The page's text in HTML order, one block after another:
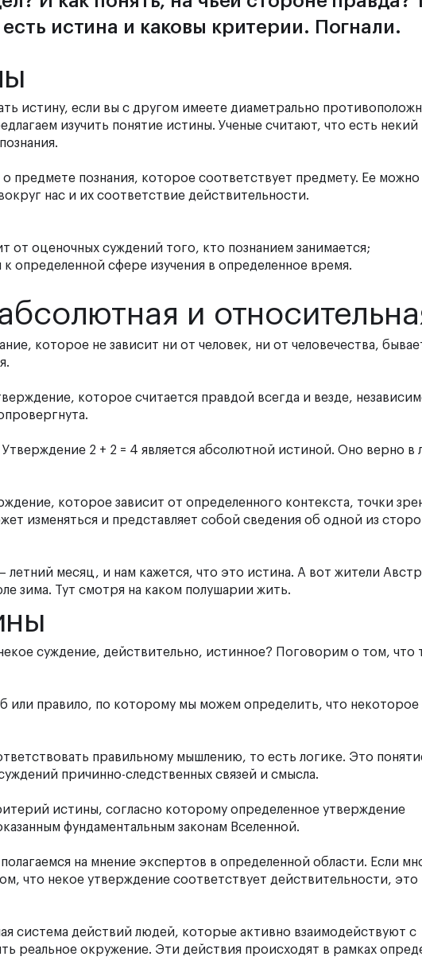
истина и каковы критерии. Погнали.
истину, если вы с другом имеете диаметрально
изучить понятие истины. Ученые считают, что есть
предмете познания, которое соответствует предмету. Ее можно
нас и их соответствие действительности.
от оценочных суждений того, кто познанием занимается;
определенной сфере изучения в определенное время.
и
которое не зависит ни от человек, ни от человечества,
которое считается правдой всегда и везде,
2 + 2 = 4 является абсолютной истиной. Оно верно в
которое зависит от определенного контекста, точки
изменяться и представляет собой сведения об одной из
месяц, и нам кажется, что это истина. А вот жители
зима. Тут смотря на каком полушарии жить.
суждение, действительно, истинное? Поговорим о том, что
или правило, по которому мы можем определить, что некоторое
правильному мышлению, то есть логике. Это
причинно-следственных связей и смысла.
истины, согласно которому определенное утверждение
фундаментальным законам Вселенной.
на мнение экспертов в определенной области. Если
что некое утверждение соответствует действительности,
система действий людей, которые активно взаимодействуют с
реальное окружение. Эти действия происходят в рамках